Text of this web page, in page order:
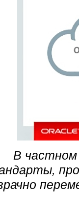
В частном